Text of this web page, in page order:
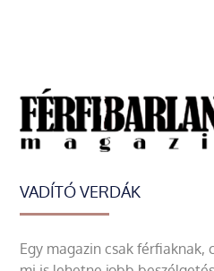
VADÍTÓ VERDÁK
Egy magazin csak férfiaknak,